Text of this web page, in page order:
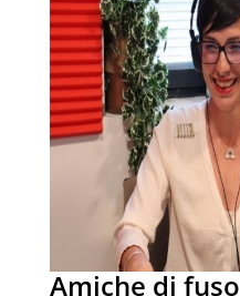
Amiche di fuso